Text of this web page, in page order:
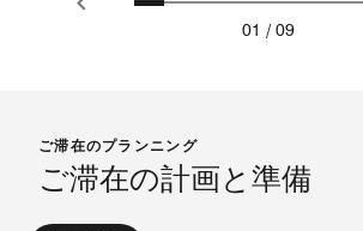
01 / 09
ご滞在のプランニング
ご滞在の計画と準備